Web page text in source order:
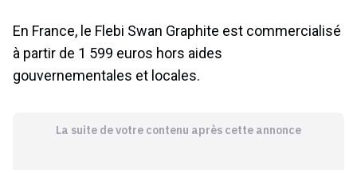
En France, le Flebi Swan Graphite est commercialisé
à partir de 1 599 euros hors aides
gouvernementales et locales.
La suite de votre contenu après cette annonce